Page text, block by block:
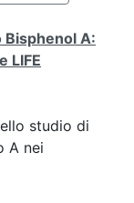
Bisphenol A:
LIFE
studio di
A nei